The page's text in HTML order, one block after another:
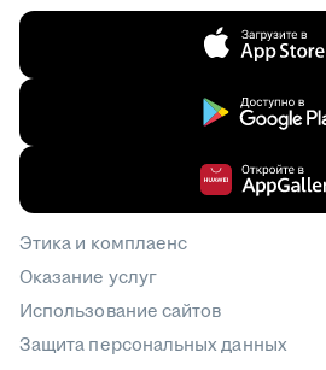
Этика и комплаенс
Оказание услуг
Использование сайтов
Защита персональных данных